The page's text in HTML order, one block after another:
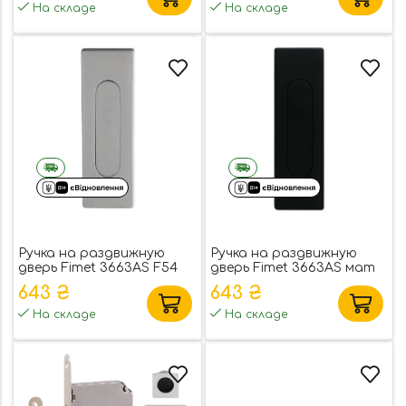
На складе На складе
Ручка на раздвижную
дверь Fimet 3663AS F54
simil nikel (53914)
643 ₴
На складе
Ручка на раздвижную
дверь Fimet 3663AS мат
черный (53912)
643 ₴
На складе